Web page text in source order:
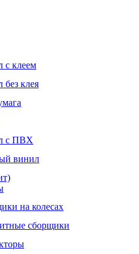
с клеем
клея
с ПВХ
винил
на колесах
сборщики